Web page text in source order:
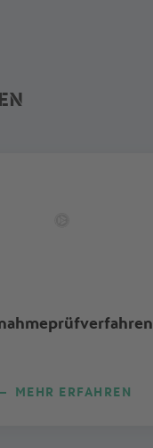
MEHR ERFAHREN